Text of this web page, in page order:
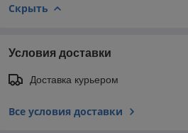
Скрыть
Условия доставки
Доставка курьером
Все условия доставки